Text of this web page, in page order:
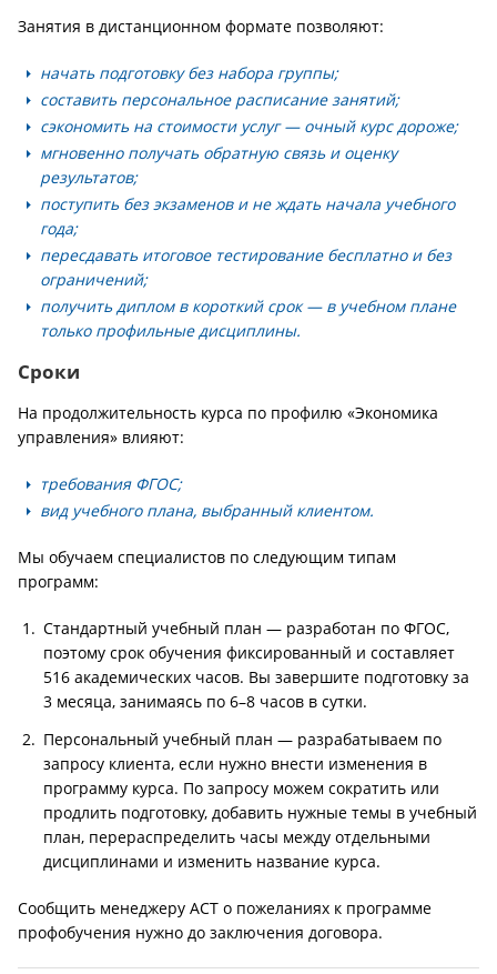
Занятия в дистанционном формате позволяют:
начать подготовку без набора группы;
составить персональное расписание занятий;
сэкономить на стоимости услуг — очный курс дороже;
мгновенно получать обратную связь и оценку
результатов;
поступить без экзаменов и не ждать начала учебного
года;
пересдавать итоговое тестирование бесплатно и без
ограничений;
получить диплом в короткий срок — в учебном плане
только профильные дисциплины.
Сроки
На продолжительность курса по профилю «Экономика
управления» влияют:
требования ФГОС;
вид учебного плана, выбранный клиентом.
Мы обучаем специалистов по следующим типам
программ:
Стандартный учебный план — разработан по ФГОС,
поэтому срок обучения фиксированный и составляет
516 академических часов. Вы завершите подготовку за
3 месяца, занимаясь по 6–8 часов в сутки.
Персональный учебный план — разрабатываем по
запросу клиента, если нужно внести изменения в
программу курса. По запросу можем сократить или
продлить подготовку, добавить нужные темы в учебный
план, перераспределить часы между отдельными
дисциплинами и изменить название курса.
Сообщить менеджеру АСТ о пожеланиях к программе
профобучения нужно до заключения договора.